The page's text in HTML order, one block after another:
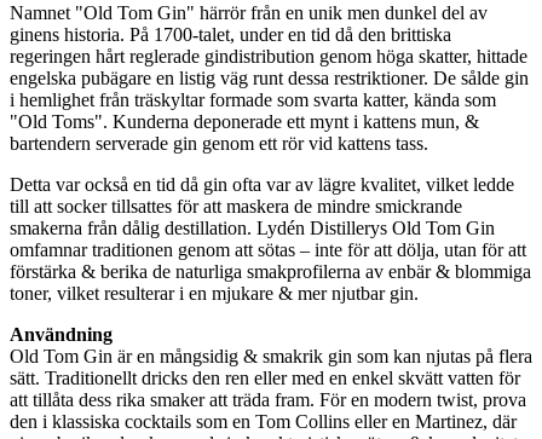
Namnet "Old Tom Gin" härrör från en unik men dunkel del av
ginens historia. På 1700-talet, under en tid då den brittiska
regeringen hårt reglerade gindistribution genom höga skatter, hittade
engelska pubägare en listig väg runt dessa restriktioner. De sålde gin
i hemlighet från träskyltar formade som svarta katter, kända som
"Old Toms". Kunderna deponerade ett mynt i kattens mun, &
bartendern serverade gin genom ett rör vid kattens tass.
Detta var också en tid då gin ofta var av lägre kvalitet, vilket ledde
till att socker tillsattes för att maskera de mindre smickrande
smakerna från dålig destillation. Lydén Distillerys Old Tom Gin
omfamnar traditionen genom att sötas – inte för att dölja, utan för att
förstärka & berika de naturliga smakprofilerna av enbär & blommiga
toner, vilket resulterar i en mjukare & mer njutbar gin.
Användning
Old Tom Gin är en mångsidig & smakrik gin som kan njutas på flera
sätt. Traditionellt dricks den ren eller med en enkel skvätt vatten för
att tillåta dess rika smaker att träda fram. För en modern twist, prova
den i klassiska cocktails som en Tom Collins eller en Martinez, där